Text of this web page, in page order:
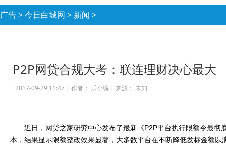
广告>今日白城网 > 新闻 >
P2P网贷合规大考：联连理财决心最大
2017-09-29 11:47 | 作者： 乐小编 | 来源： 未知
近日，网贷之家研究中心发布了最新《P2P平台执行限额令最彻
本，结果显示限额整改效果显著，大多数平台在不断降低发标金额以